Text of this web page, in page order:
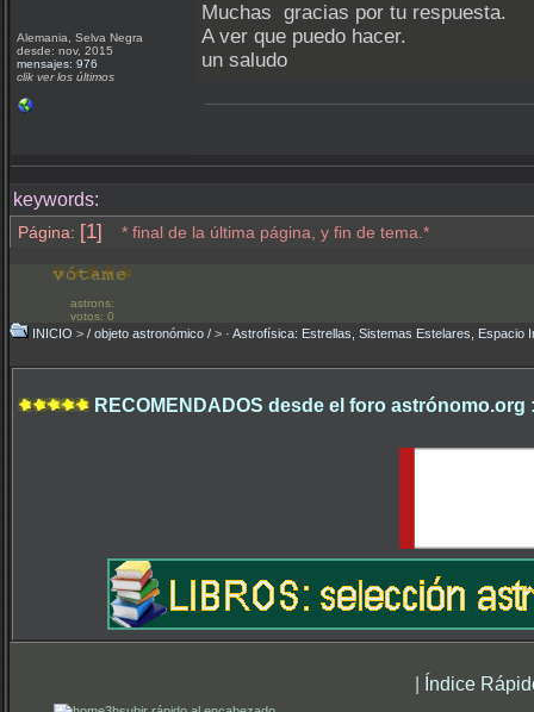
Alemania, Selva Negra
desde: nov, 2015
mensajes: 976
clik ver los últimos
Muchas gracias por tu respuesta.
A ver que puedo hacer.
un saludo
keywords:
Página: [1] * final de la última página, y fin de tema.*
astrons:
votos: 0
INICIO > / objeto astronómico / > · Astrofísica: Estrellas, Sistemas Estelares, Espacio
RECOMENDADOS desde el foro astrónomo.org
| Índice